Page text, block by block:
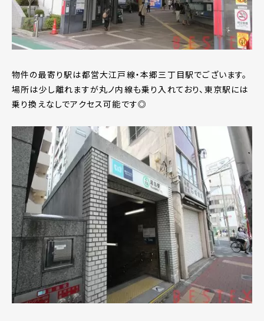
物件の最寄り駅は都営大江戸線・本郷三丁目駅でございます。
場所は少し離れますが丸ノ内線も乗り入れており、東京駅には
乗り換えなしでアクセス可能です◎